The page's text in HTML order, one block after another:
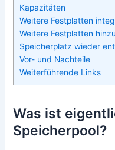
Kapazitäten
Weitere Festplatten
Weitere Festplatten
Speicherplatz wieder
Vor- und Nachteile
Weiterführende Links
Was ist
Speicherpool?